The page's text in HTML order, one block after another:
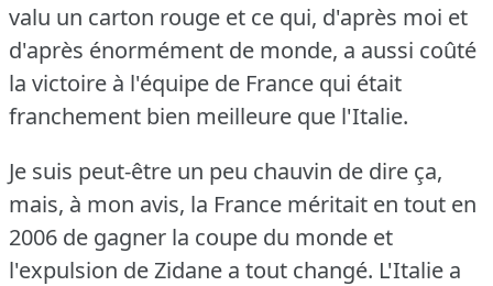
valu un carton rouge et ce qui, d'après moi et
d'après énormément de monde, a aussi coûté
la victoire à l'équipe de France qui était
franchement bien meilleure que l'Italie.
Je suis peut-être un peu chauvin de dire ça,
mais, à mon avis, la France méritait en tout en
2006 de gagner la coupe du monde et
l'expulsion de Zidane a tout changé. L'Italie a